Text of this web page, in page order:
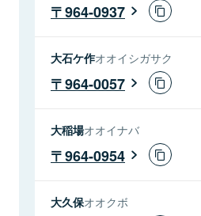
964-0937
大石ケ作オオイシガサク
964-0057
大稲場オオイナバ
964-0954
大久保オオクボ